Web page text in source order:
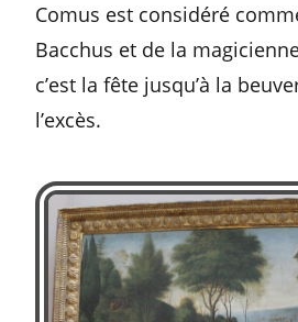
Comus est considéré
Bacchus et de la
c’est la fête jusqu’à la
l’excès.